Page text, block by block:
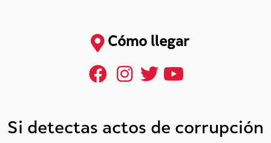
Cómo llegar
Si detectas actos de corrupción